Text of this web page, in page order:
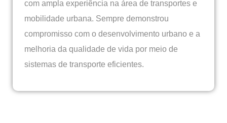
com ampla experiência na área de transportes e
mobilidade urbana. Sempre demonstrou
compromisso com o desenvolvimento urbano e a
melhoria da qualidade de vida por meio de
sistemas de transporte eficientes.